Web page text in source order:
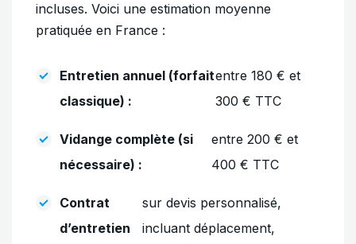
incluses. Voici une estimation moyenne
pratiquée en France :
Entretien annuel (forfait
classique) :
entre 180 € et
300 € TTC
Vidange complète (si
nécessaire) :
entre 200 € et
400 € TTC
Contrat
d’entretien
sur devis personnalisé,
incluant déplacement,